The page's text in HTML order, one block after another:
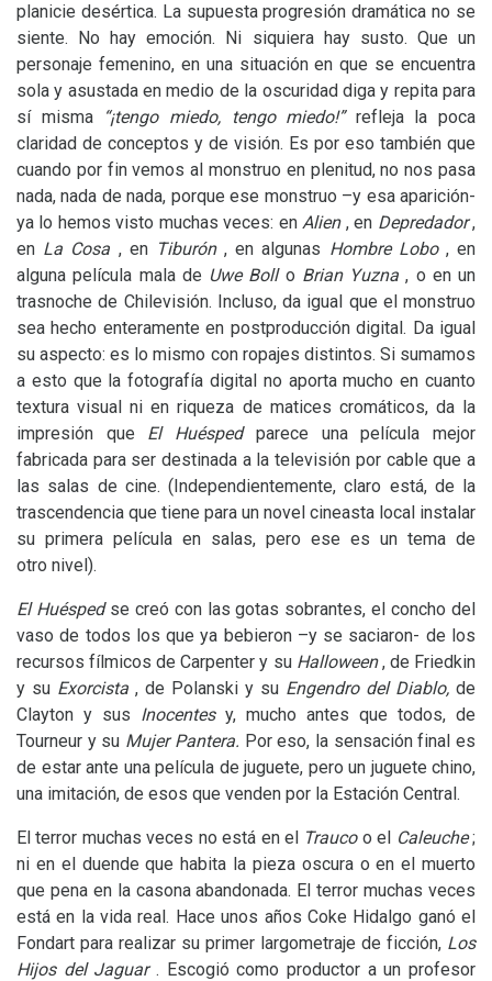
planicie desértica. La supuesta progresión dramática no se
siente. No hay emoción. Ni siquiera hay susto. Que un
personaje femenino, en una situación en que se encuentra
sola y asustada en medio de la oscuridad diga y repita para
sí misma
“¡tengo miedo, tengo miedo!” refleja la poca
claridad de conceptos y de visión. Es por eso también que
cuando por fin vemos al monstruo en plenitud, no nos pasa
nada, nada de nada, porque ese monstruo –y esa aparición-
ya lo hemos visto muchas veces: enAlien , en Depredador,
en La Cosa , en Tiburón, en algunas Hombre Lobo , en
alguna película mala de Uwe Boll o Brian Yuzna, o en un
trasnoche de Chilevisión. Incluso, da igual que el monstruo
sea hecho enteramente en postproducción digital. Da igual
su aspecto: es lo mismo con ropajes distintos. Si sumamos
a esto que la fotografía digital no aporta mucho en cuanto
textura visual ni en riqueza de matices cromáticos, da la
impresión que El Huésped parece una película mejor
fabricada para ser destinada a la televisión por cable que a
las salas de cine. (Independientemente, claro está, de la
trascendencia que tiene para un novel cineasta local instalar
su primera película en salas, pero ese es un tema de
otro nivel).
El Huésped se creó con las gotas sobrantes, el concho del
vaso de todos los que ya bebieron –y se saciaron- de los
recursos fílmicos de Carpenter y su Halloween, de Friedkin
y su Exorcista , de Polanski y su Engendro del Diablo, de
Clayton y sus Inocentes y, mucho antes que todos, de
Tourneur y su Mujer Pantera. Por eso, la sensación final es
de estar ante una película de juguete, pero un juguete chino,
una imitación, de esos que venden por la Estación Central.
El terror muchas veces no está en el Trauco o el Caleuche;
ni en el duende que habita la pieza oscura o en el muerto
que pena en la casona abandonada. El terror muchas veces
está en la vida real. Hace unos años Coke Hidalgo ganó el
Fondart para realizar su primer largometraje de ficción, Los
Hijos del Jaguar . Escogió como productor a un profesor